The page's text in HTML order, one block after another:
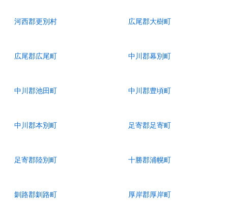
河西郡更別村 広尾郡大樹町
広尾郡広尾町 中川郡幕別町
中川郡池田町 中川郡豊頃町
中川郡本別町 足寄郡足寄町
足寄郡陸別町 十勝郡浦幌町
釧路郡釧路町 厚岸郡厚岸町